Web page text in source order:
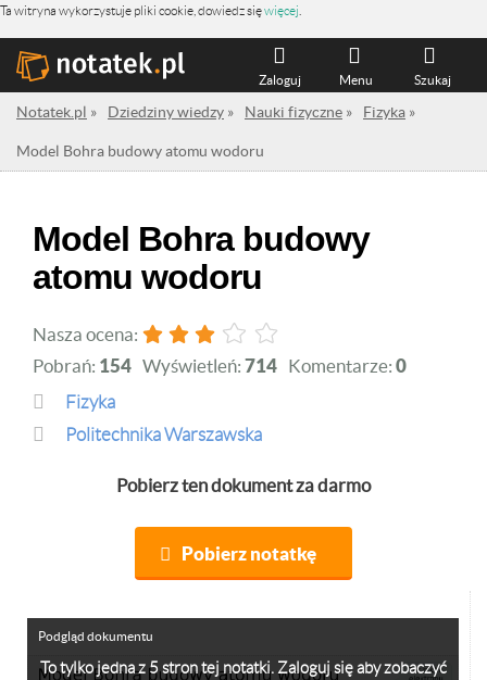
Ta witryna wykorzystuje pliki cookie, dowiedz sięwięcej
Szukaj
Menu
Zaloguj
Notatek.pl » Dziedziny wiedzy » Nauki fizyczne » Fizyka »
Model Bohra budowy atomu wodoru
Model Bohra budowy
atomu wodoru
Nasza ocena:
Pobrań: 154 Wyświetleń: 714 Komentarze: 0
Fizyka
Politechnika Warszawska
Pobierz ten dokument za darmo
Pobierz notatkę
To tylko jedna z 5 stron tej notatki. Zaloguj się aby zobaczyć
Podgląd dokumentu